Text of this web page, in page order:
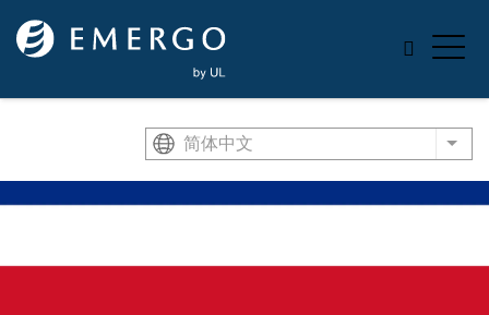
Skip to main content
简体中文 List